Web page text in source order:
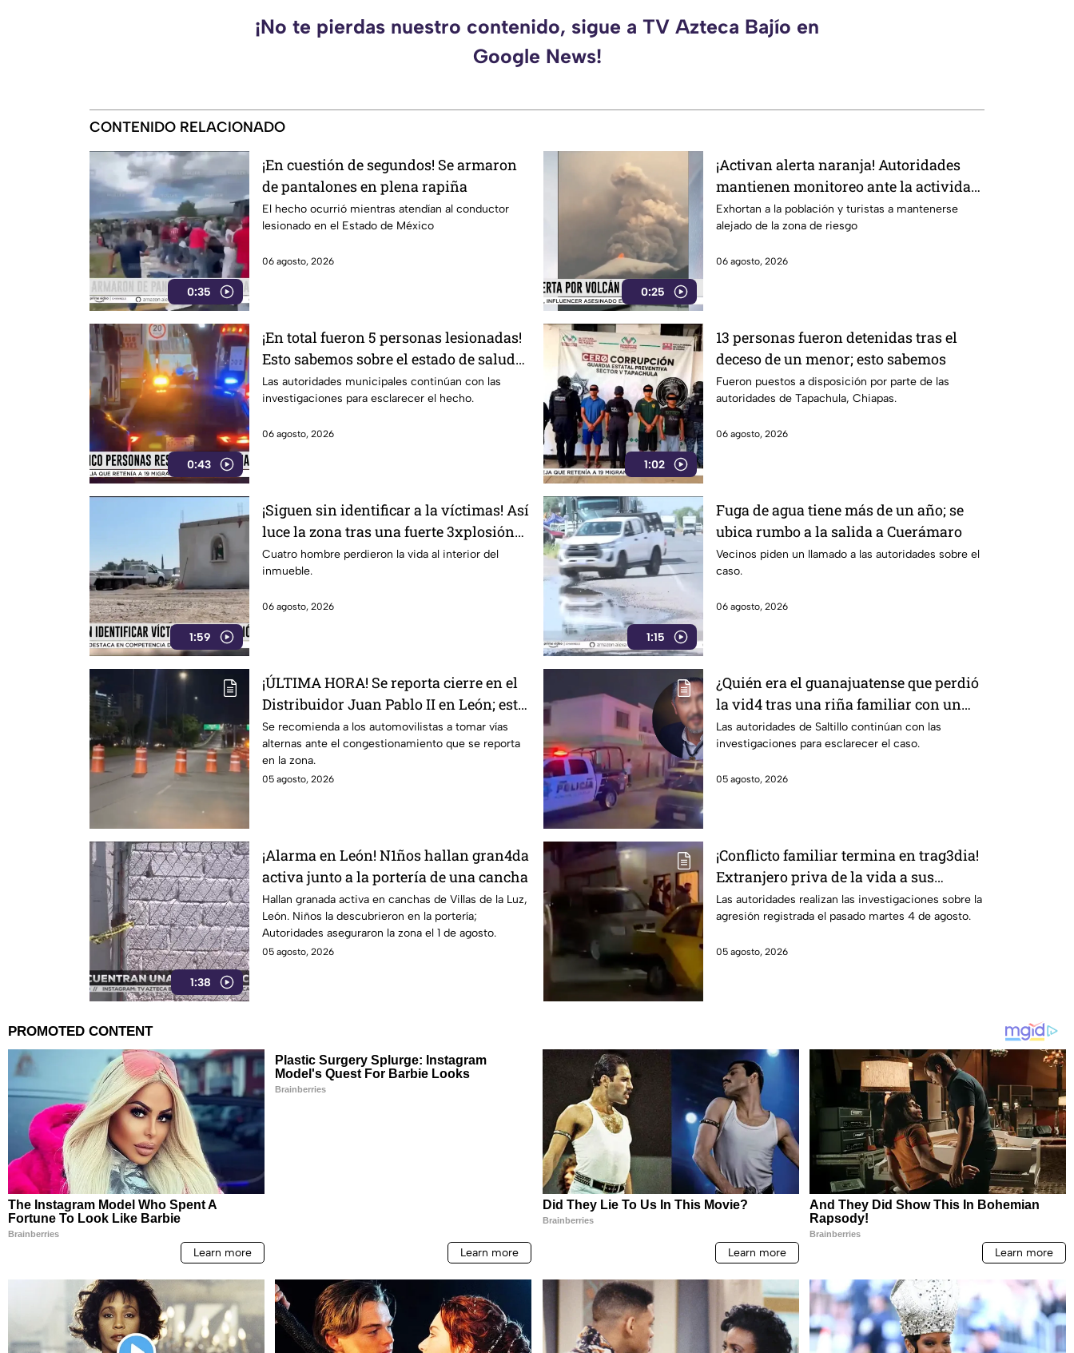
¡No te pierdas nuestro contenido, sigue a TV Azteca Bajío en
Google News!
CONTENIDO RELACIONADO
0:35
¡En cuestión de segundos! Se armaron
de pantalones en plena rapiña
El hecho ocurrió mientras atendían al conductor
lesionado en el Estado de México
06 agosto, 2026
0:25
¡Activan alerta naranja! Autoridades
mantienen monitoreo ante la actividad
volcánica
Exhortan a la población y turistas a mantenerse
alejado de la zona de riesgo
06 agosto, 2026
0:43
¡En total fueron 5 personas lesionadas!
Esto sabemos sobre el estado de salud
de los afectados en la Estación Delta en
León
Las autoridades municipales continúan con las
investigaciones para esclarecer el hecho.
06 agosto, 2026
1:02
13 personas fueron detenidas tras el
deceso de un menor; esto sabemos
Fueron puestos a disposición por parte de las
autoridades de Tapachula, Chiapas.
06 agosto, 2026
1:59
¡Siguen sin identificar a la víctimas! Así
luce la zona tras una fuerte 3xplosión
una pensión en Jalisco
Cuatro hombre perdieron la vida al interior del
inmueble.
06 agosto, 2026
1:15
Fuga de agua tiene más de un año; se
ubica rumbo a la salida a Cuerámaro
Vecinos piden un llamado a las autoridades sobre el
caso.
06 agosto, 2026
¡ÚLTIMA HORA! Se reporta cierre en el
Distribuidor Juan Pablo II en León; esto
sabemos
Se recomienda a los automovilistas a tomar vías
alternas ante el congestionamiento que se reporta
en la zona.
05 agosto, 2026
¿Quién era el guanajuatense que perdió
la vid4 tras una riña familiar con un
extranjero? Esto sabemos
Las autoridades de Saltillo continúan con las
investigaciones para esclarecer el caso.
05 agosto, 2026
1:38
¡Alarma en León! N1ños hallan gran4da
activa junto a la portería de una cancha
Hallan granada activa en canchas de Villas de la Luz,
León. Niños la descubrieron en la portería;
Autoridades aseguraron la zona el 1 de agosto.
05 agosto, 2026
¡Conflicto familiar termina en trag3dia!
Extranjero priva de la vida a sus
exsuegros y excuñada: uno era de
Guanajuato
Las autoridades realizan las investigaciones sobre la
agresión registrada el pasado martes 4 de agosto.
05 agosto, 2026